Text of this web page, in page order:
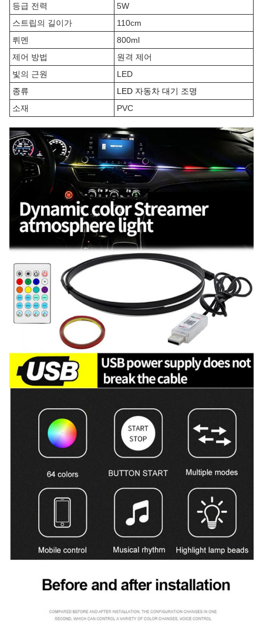
등급 전력
5W
스트립의 길이가
110cm
뤼멘
800ml
제어 방법
원격 제어
빛의 근원
LED
종류
LED 자동차 대기 조명
소재
PVC